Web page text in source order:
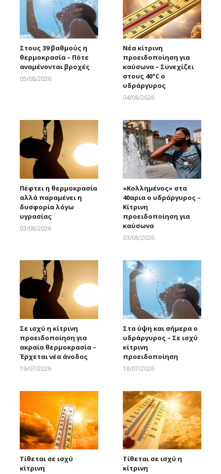
Στους 39 βαθμούς η
θερμοκρασία – Πότε
αναμένονται βροχές
05/08/2026
Νέα κίτρινη
προειδοποίηση για
καύσωνα – Συνεχίζει
στους 40°C ο
υδράργυρος
04/08/2026
Πέφτει η θερμοκρασία
αλλά παραμένει η
δυσφορία λόγω
υγρασίας
03/08/2026
«Κολλημένος» στα
40αρια ο υδράργυρος –
Κίτρινη
προειδοποίηση για
καύσωνα
03/08/2026
Σε ισχύ η κίτρινη
προειδοποίηση για
ακραία θερμοκρασία –
Έρχεται νέα άνοδος
19/07/2026
Στα ύψη και σήμερα ο
υδράργυρος – Σε ισχύ
κίτρινη
προειδοποίηση
18/07/2026
Τίθεται σε ισχύ
κίτρινη
Τίθεται σε ισχύ η
κίτρινη